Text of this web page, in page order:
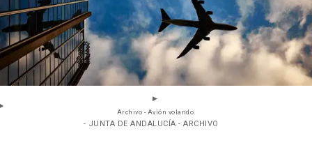
Archivo - Avión volando.
- JUNTA DE ANDALUCÍA - ARCHIVO